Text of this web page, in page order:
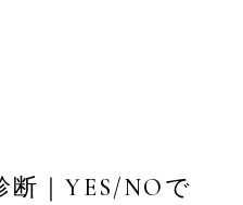
断｜YES/NOで